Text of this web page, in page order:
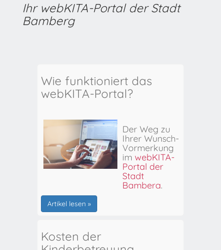
Ihr webKITA-Portal der Stadt
Bamberg
Wie funktioniert das
webKITA-Portal?
Der Weg zu
Ihrer Wunsch-
Vormerkung
im webKITA-
Portal der
Stadt
Bamberg.
Artikel lesen »
Kosten der